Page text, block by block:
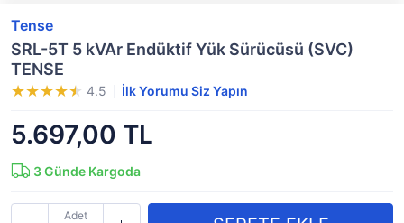
Tense
SRL-5T 5 kVAr Endüktif Yük Sürücüsü (SVC)
TENSE
4.5 İlk Yorumu Siz Yapın
5.697,00 TL
3Günde Kargoda
Adet